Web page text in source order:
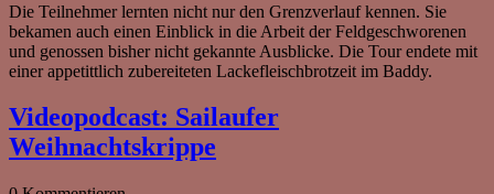
Die Teilnehmer lernten nicht nur den Grenzverlauf kennen. Sie
bekamen auch einen Einblick in die Arbeit der Feldgeschworenen
und genossen bisher nicht gekannte Ausblicke. Die Tour endete mit
einer appetittlich zubereiteten Lackefleischbrotzeit im Baddy.
Videopodcast: Sailaufer
Weihnachtskrippe